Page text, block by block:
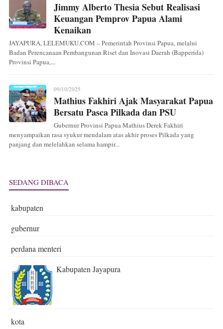
Jimmy Alberto Thesia Sebut Realisasi
Keuangan Pemprov Papua Alami
Kenaikan
JAYAPURA, LELEMUKU.COM – Pemerintah Provinsi Papua, melalui
Badan Perencanaan Pembangunan Riset dan Inovasi Daerah (Bapperida)
Provinsi Papua,...
09/10/2025
Mathius Fakhiri Ajak Masyarakat Papua
Bersatu Pasca Pilkada dan PSU
Gubernur Provinsi Papua Mathius Derek Fakhiri
menyampaikan rasa syukur mendalam atas akhir proses Pilkada yang
panjang dan melelahkan selama hampir...
SEDANG DIBACA
kabupaten
gubernur
perdana menteri
Kabupaten Jayapura
kota